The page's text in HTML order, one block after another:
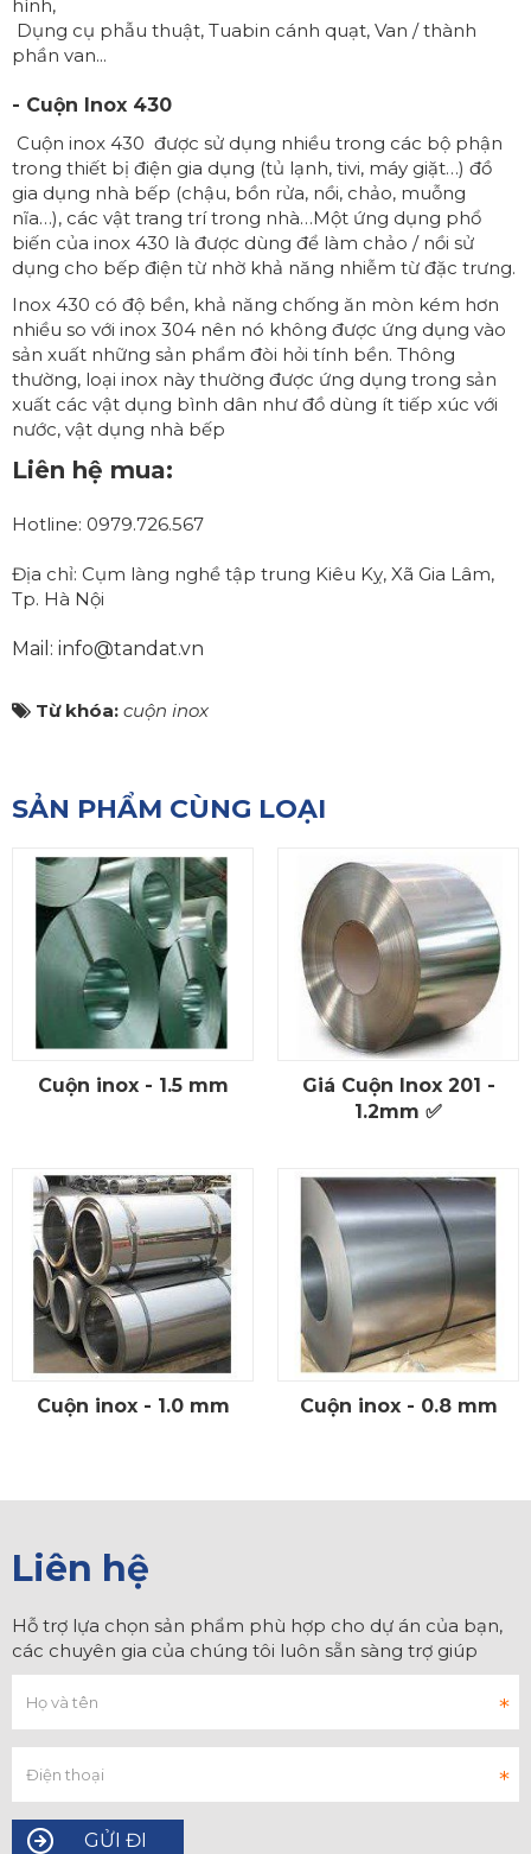
hình,
Dụng cụ phẫu thuật, Tuabin cánh quạt, Van / thành
phần van...
- Cuộn Inox 430
Cuộn inox 430 được sử dụng nhiều trong các bộ phận
trong thiết bị điện gia dụng (tủ lạnh, tivi, máy giặt…) đồ
gia dụng nhà bếp (chậu, bồn rửa, nồi, chảo, muỗng
nĩa…), các vật trang trí trong nhà…Một ứng dụng phổ
biến của inox 430 là được dùng để làm chảo / nồi sử
dụng cho bếp điện từ nhờ khả năng nhiễm từ đặc trưng.
Inox 430 có độ bền, khả năng chống ăn mòn kém hơn
nhiều so với inox 304 nên nó không được ứng dụng vào
sản xuất những sản phẩm đòi hỏi tính bền. Thông
thường, loại inox này thường được ứng dụng trong sản
xuất các vật dụng bình dân như đồ dùng ít tiếp xúc với
nước, vật dụng nhà bếp
Liên hệ mua:
Hotline: 0979.726.567
Địa chỉ: Cụm làng nghề tập trung Kiêu Kỵ, Xã Gia Lâm,
Tp. Hà Nội
Mail: info@tandat.vn
Từ khóa: cuộn inox
SẢN PHẨM CÙNG LOẠI
CHI TIẾT
Cuộn inox - 1.5 mm
CHI TIẾT
Giá Cuộn Inox 201 -
1.2mm ✅
CHI TIẾT
Cuộn inox - 1.0 mm
CHI TIẾT
Cuộn inox - 0.8 mm
Liên hệ
Hỗ trợ lựa chọn sản phẩm phù hợp cho dự án của bạn,
các chuyên gia của chúng tôi luôn sẵn sàng trợ giúp